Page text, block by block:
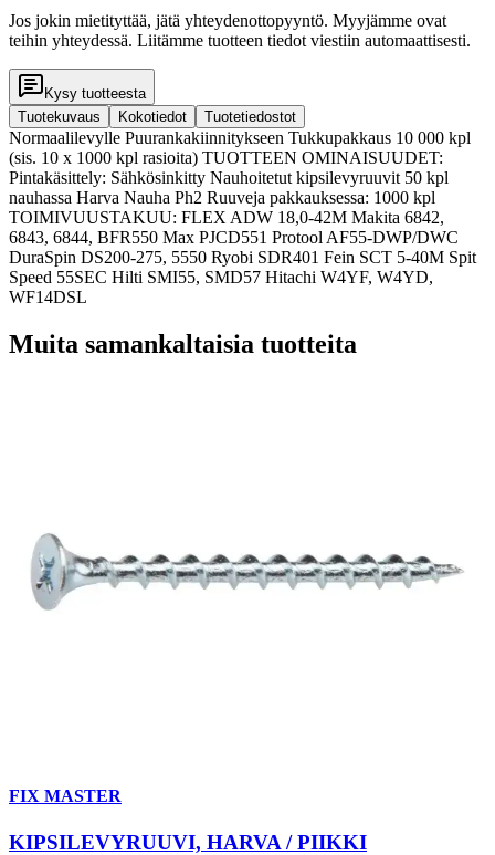
Jos jokin mietityttää, jätä yhteydenottopyyntö. Myyjämme ovat
teihin yhteydessä. Liitämme tuotteen tiedot viestiin automaattisesti.
Kysy tuotteesta
Tuotekuvaus
Kokotiedot Tuotetiedostot
Normaalilevylle Puurankakiinnitykseen Tukkupakkaus 10 000 kpl
(sis. 10 x 1000 kpl rasioita) TUOTTEEN OMINAISUUDET:
Pintakäsittely: Sähkösinkitty Nauhoitetut kipsilevyruuvit 50 kpl
nauhassa Harva Nauha Ph2 Ruuveja pakkauksessa: 1000 kpl
TOIMIVUUSTAKUU: FLEX ADW 18,0-42M Makita 6842,
6843, 6844, BFR550 Max PJCD551 Protool AF55-DWP/DWC
DuraSpin DS200-275, 5550 Ryobi SDR401 Fein SCT 5-40M Spit
Speed 55SEC Hilti SMI55, SMD57 Hitachi W4YF, W4YD,
WF14DSL
Muita samankaltaisia tuotteita
FIX MASTER
KIPSILEVYRUUVI, HARVA / PIIKKI